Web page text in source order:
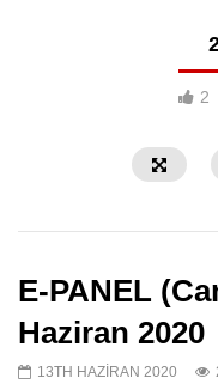
2
E-PANEL
Haziran 2020
13TH HAZIRAN 2020